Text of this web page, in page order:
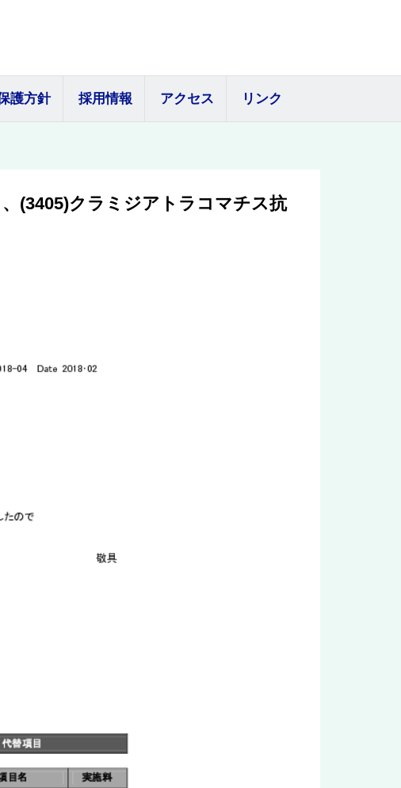
護方針 採用情報 アクセス リンク
(3405)クラミジアトラコマチス抗